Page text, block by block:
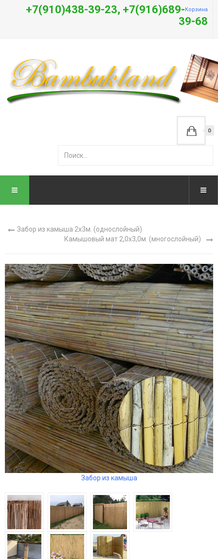
Корзина
+7(910)438-39-23, +7(916)689-
39-68
0
Забор из камыша 2х3м. (однослойный)
Камышовый мат 2,0х3,0м. (многослойный)
Забор из камыша